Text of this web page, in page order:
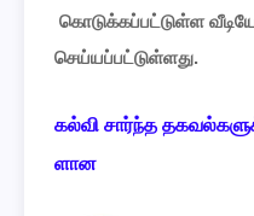
கொடுக்கப்பட்டுள்ள
செய்யப்பட்டுள்ளது.
கல்வி சார்ந்த
ளான